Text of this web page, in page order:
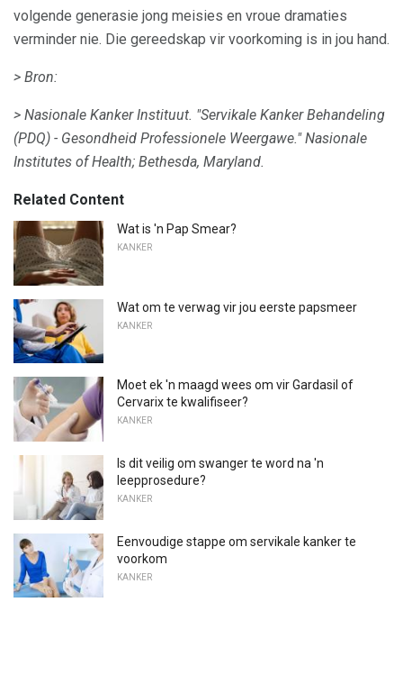
volgende generasie jong meisies en vroue dramaties
verminder nie. Die gereedskap vir voorkoming is in jou hand.
> Bron:
> Nasionale Kanker Instituut. "Servikale Kanker Behandeling
(PDQ) - Gesondheid Professionele Weergawe." Nasionale
Institutes of Health; Bethesda, Maryland.
Related Content
Wat is 'n Pap Smear?
KANKER
Wat om te verwag vir jou eerste papsmeer
KANKER
Moet ek 'n maagd wees om vir Gardasil of
Cervarix te kwalifiseer?
KANKER
Is dit veilig om swanger te word na 'n
leepprosedure?
KANKER
Eenvoudige stappe om servikale kanker te
voorkom
KANKER